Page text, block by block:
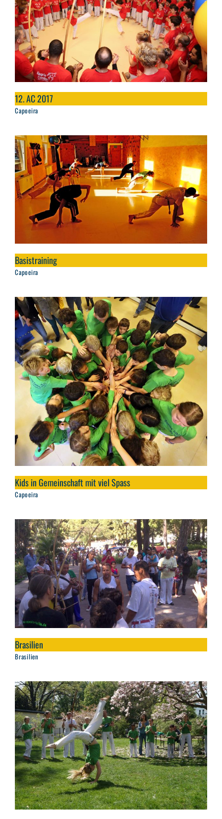
12. AC 2017
Capoeira
Basistraining
Capoeira
Kids in Gemeinschaft mit viel Spass
Capoeira
Brasilien
Brasilien